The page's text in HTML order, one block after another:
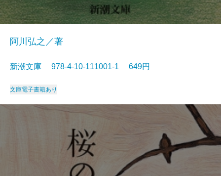
阿川弘之／著
新潮文庫 978-4-10-111001-1 649円
文庫電子書籍あり